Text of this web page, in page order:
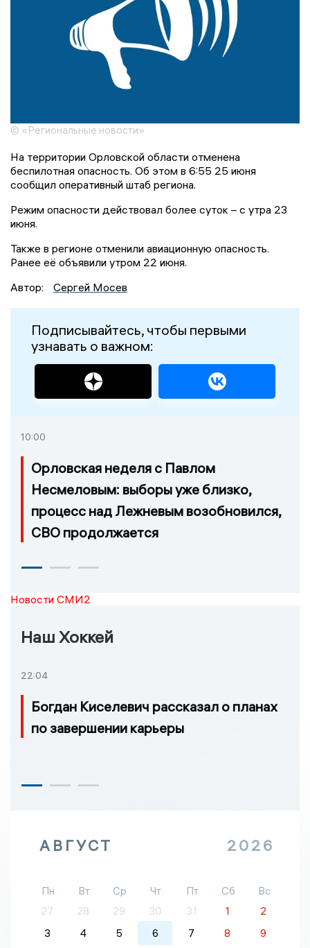
© «Региональные новости»
На территории Орловской области отменена
беспилотная опасность. Об этом в 6:55 25 июня
сообщил оперативный штаб региона.
Режим опасности действовал более суток – с утра 23
июня.
Также в регионе отменили авиационную опасность.
Ранее её объявили утром 22 июня.
Автор:
Сергей Мосев
Подписывайтесь, чтобы первыми
узнавать о важном:
10:00
Орловская неделя с Павлом
Несмеловым: выборы уже близко,
процесс над Лежневым возобновился,
СВО продолжается
Новости СМИ2
Наш Хоккей
22:04
Богдан Киселевич рассказал о планах
по завершении карьеры
АВГУСТ 2026
Пн Вт Ср Чт Пт Сб
Вс
27
28 29 30 31 1
2
3
4 5 6 7 8
9